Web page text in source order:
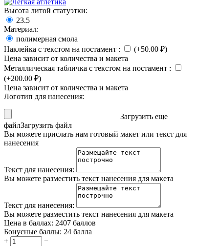
Высота литой статуэтки:
23.5
Материал:
полимерная смола
Наклейка с текстом на постамент : (+50.00 ₽)
Цена зависит от количества и макета
Металлическая табличка с текстом на постамент :
(+200.00 ₽)
Цена зависит от количества и макета
Логотип для нанесения:
Загрузить еще
файлЗагрузить файл
Вы можете прислать нам готовый макет или текст для
нанесения
Текст для нанесения:
Вы можете разместить текст нанесения для макета
Текст для нанесения:
Вы можете разместить текст нанесения для макета
Цена в баллах: 2407 баллов
Бонусные баллы: 24 балла
+
−